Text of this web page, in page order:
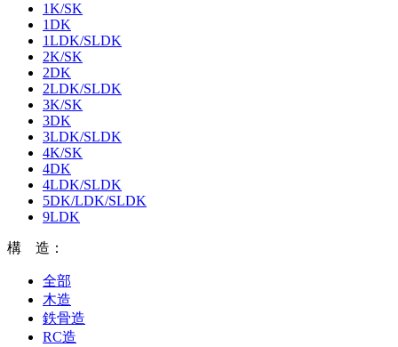
1K/SK
1DK
1LDK/SLDK
2K/SK
2DK
2LDK/SLDK
3K/SK
3DK
3LDK/SLDK
4K/SK
4DK
4LDK/SLDK
5DK/LDK/SLDK
9LDK
構 造：
全部
木造
鉄骨造
RC造